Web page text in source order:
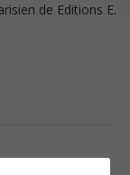
de Editions E.